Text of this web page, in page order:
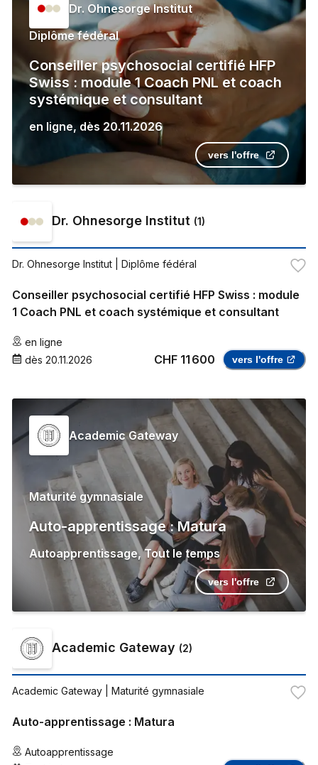
Dr. Ohnesorge Institut
Diplôme fédéral
Conseiller psychosocial certifié HFP
Swiss : module 1 Coach PNL et coach
systémique et consultant
en ligne, dès 20.11.2026
vers l'offre
Dr. Ohnesorge Institut (1)
Dr. Ohnesorge Institut | Diplôme fédéral
Conseiller psychosocial certifié HFP Swiss : module
1 Coach PNL et coach systémique et consultant
en ligne
dès 20.11.2026 CHF 11 600 vers l'offre
Academic Gateway
Maturité gymnasiale
Auto-apprentissage : Matura
Autoapprentissage,Tout le temps
vers l'offre
Academic Gateway (2)
Academic Gateway | Maturité gymnasiale
Auto-apprentissage : Matura
Autoapprentissage